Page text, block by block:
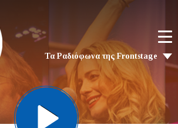
Τα Ραδιόφωνα της Frontstage